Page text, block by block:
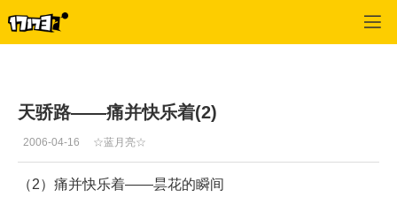
天骄路——痛并快乐着(2)
2006-04-16 ☆蓝月亮☆
（2）痛并快乐着——昙花的瞬间